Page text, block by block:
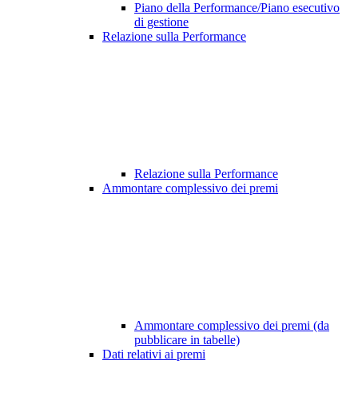
Piano della Performance/Piano esecutivo
di gestione
Relazione sulla Performance
Relazione sulla Performance
Ammontare complessivo dei premi
Ammontare complessivo dei premi (da
pubblicare in tabelle)
Dati relativi ai premi